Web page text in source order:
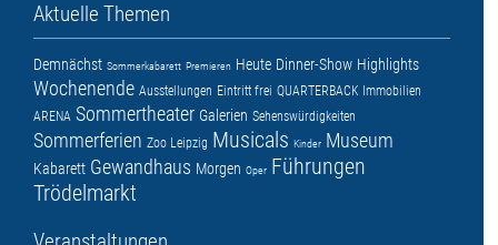
Aktuelle Themen
Demnächst Sommerkabarett Premieren Heute Dinner-Show Highlights
Wochenende Ausstellungen Eintritt frei QUARTERBACK Immobilien
ARENA Sommertheater Galerien Sehenswürdigkeiten
Sommerferien Zoo Leipzig Musicals Kinder Museum
Kabarett Gewandhaus Morgen Oper Führungen
Trödelmarkt